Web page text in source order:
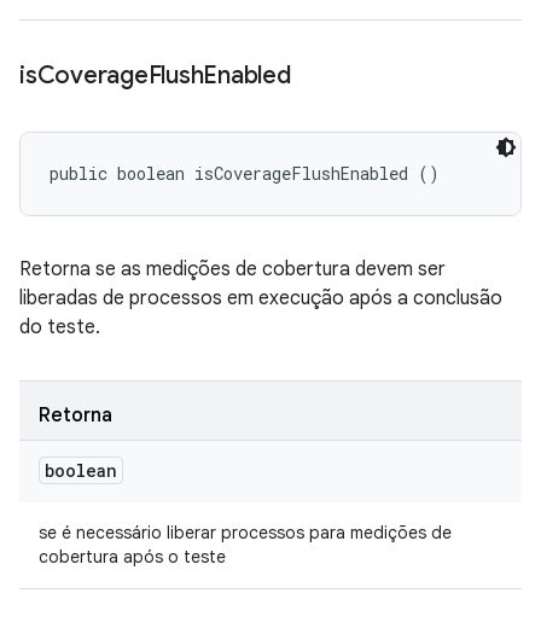
isCoverageFlushEnabled
public boolean isCoverageFlushEnabled ()
Retorna se as medições de cobertura devem ser
liberadas de processos em execução após a conclusão
do teste.
Retorna
boolean
se é necessário liberar processos para medições de
cobertura após o teste